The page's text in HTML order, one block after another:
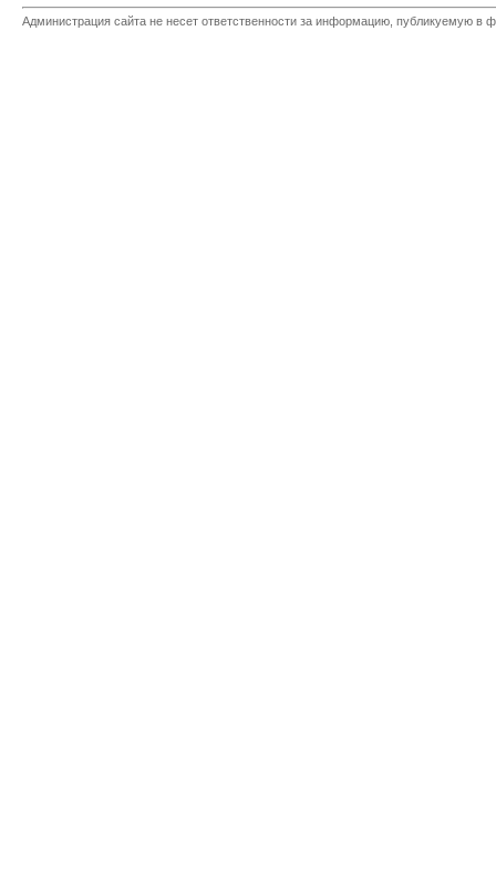
Администрация сайта не несет ответственности за информацию, публикуемую